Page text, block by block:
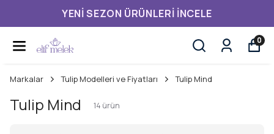
YENI SEZON ÜRÜNLERI İNCELE
0
Markalar Tulip Modelleri ve Fiyatları Tulip Mind
Tulip Mind 14 ürün